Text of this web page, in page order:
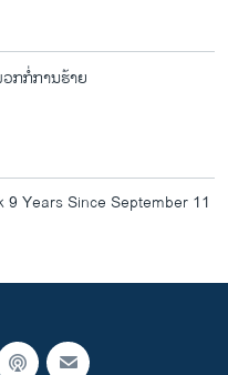
ກກໍ່ການຮ້າຍ
9 Years Since September 11